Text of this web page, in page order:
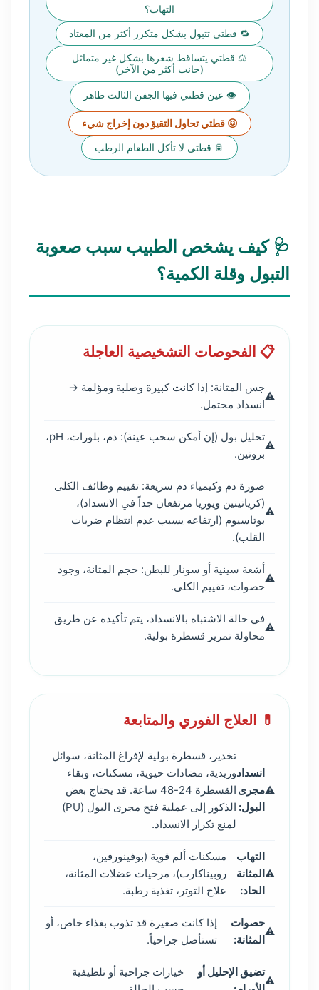
التهاب؟
🔁 قطتي تتبول بشكل متكرر أكثر من المعتاد
⚖️ قطتي يتساقط شعرها بشكل غير متماثل
(جانب أكثر من الآخر)
👁️ عين قطتي فيها الجفن الثالث ظاهر
😖 قطتي تحاول التقيؤ دون إخراج شيء
🥫 قطتي لا تأكل الطعام الرطب
🩺 كيف يشخص الطبيب سبب صعوبة
التبول وقلة الكمية؟
📋 الفحوصات التشخيصية العاجلة
جس المثانة: إذا كانت كبيرة وصلبة ومؤلمة →
انسداد محتمل.
تحليل بول (إن أمكن سحب عينة): دم، بلورات، pH،
بروتين.
صورة دم وكيمياء دم سريعة: تقييم وظائف الكلى
(كرياتينين ويوريا مرتفعان جداً في الانسداد)،
بوتاسيوم (ارتفاعه يسبب عدم انتظام ضربات
القلب).
أشعة سينية أو سونار للبطن: حجم المثانة، وجود
حصوات، تقييم الكلى.
في حالة الاشتباه بالانسداد، يتم تأكيده عن طريق
محاولة تمرير قسطرة بولية.
💊 العلاج الفوري والمتابعة
انسداد
مجرى
البول:
تخدير، قسطرة بولية لإفراغ المثانة، سوائل
وريدية، مضادات حيوية، مسكنات، وبقاء
القسطرة 24-48 ساعة. قد يحتاج بعض
الذكور إلى عملية فتح مجرى البول (PU)
لمنع تكرار الانسداد.
التهاب
المثانة
الحاد:
مسكنات ألم قوية (بوفينورفين،
روبيناكارب)، مرخيات عضلات المثانة،
علاج التوتر، تغذية رطبة.
حصوات
المثانة:
إذا كانت صغيرة قد تذوب بغذاء خاص، أو
تستأصل جراحياً.
تضيق الإحليل أو
خيارات جراحية أو تلطيفية